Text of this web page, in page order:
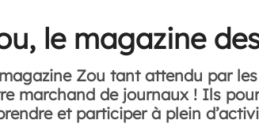
le magazine
Zou tant attendu par
marchand de journaux ! Ils
et participer à plein